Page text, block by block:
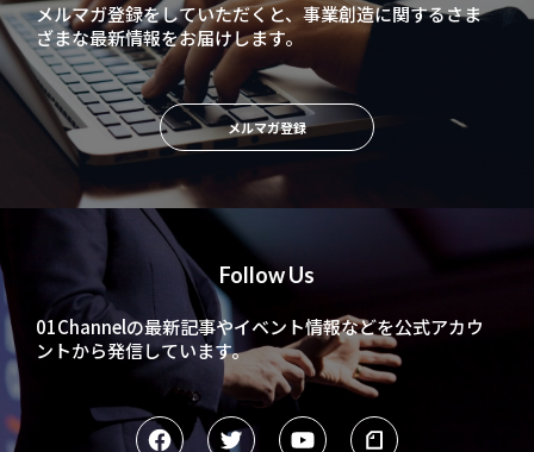
Follow Us
01Channelの最新記事やイベント情報などを公式アカウ
ントから発信しています。
メルマガ登録をしていただくと、事業創造に関するさま
ざまな最新情報をお届けします。
メルマガ登録